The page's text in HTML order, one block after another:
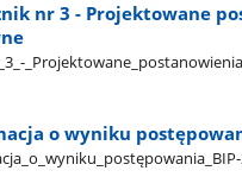
nr 3 - Projektowane
o wyniku